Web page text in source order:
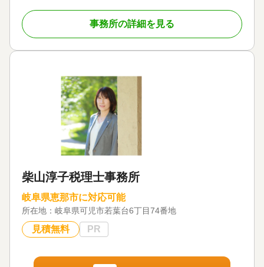
す。相続税の節税だけでなく、相続人の皆さまに納
得いただける方法を探求することを心がけておりま
す。
愛知県・岐阜県
対応業務
遺産分割 / 生前贈与 / 相続税申告 / 相続手続き / 銀行
手続き / 戸籍収集 / 相続税対策 / 相続人調査
電話相談可 / 訪問可 / 土日相談可 / 初回相談無料 / 18
時以降相談可 / 事務所面談可
事務所の詳細を見る
柴山淳子税理士事務所
岐阜県恵那市に対応可能
所在地： 岐阜県可児市若葉台6丁目74番地
見積無料 PR